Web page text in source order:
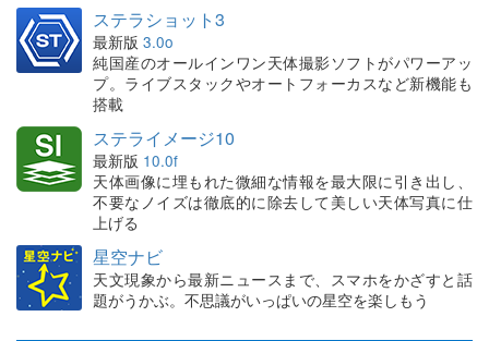
ステラショット3
最新版 3.0o
純国産のオールインワン天体撮影ソフトがパワーアッ
プ。ライブスタックやオートフォーカスなど新機能も
搭載
ステライメージ10
最新版 10.0f
天体画像に埋もれた微細な情報を最大限に引き出し、
不要なノイズは徹底的に除去して美しい天体写真に仕
上げる
星空ナビ
天文現象から最新ニュースまで、スマホをかざすと話
題がうかぶ。不思議がいっぱいの星空を楽しもう